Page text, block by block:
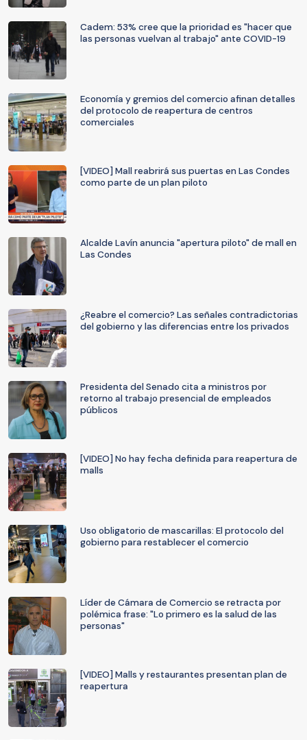
Cadem: 53% cree que la prioridad es "hacer que
las personas vuelvan al trabajo" ante COVID-19
Economía y gremios del comercio afinan detalles
del protocolo de reapertura de centros
comerciales
[VIDEO] Mall reabrirá sus puertas en Las Condes
como parte de un plan piloto
Alcalde Lavín anuncia "apertura piloto" de mall en
Las Condes
¿Reabre el comercio? Las señales contradictorias
del gobierno y las diferencias entre los privados
Presidenta del Senado cita a ministros por
retorno al trabajo presencial de empleados
públicos
[VIDEO] No hay fecha definida para reapertura de
malls
Uso obligatorio de mascarillas: El protocolo del
gobierno para restablecer el comercio
Líder de Cámara de Comercio se retracta por
polémica frase: "Lo primero es la salud de las
personas"
[VIDEO] Malls y restaurantes presentan plan de
reapertura